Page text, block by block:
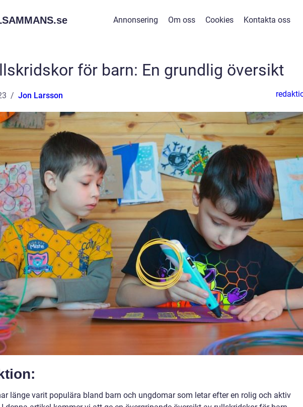
se Annonsering Om oss Cookies Kontakta oss
för barn: En grundlig översikt
Jon Larsson
länge varit populära bland barn och ungdomar som letar efter en rolig och aktiv